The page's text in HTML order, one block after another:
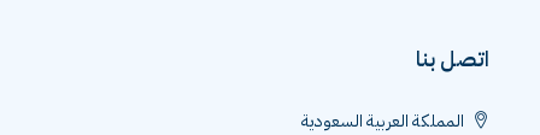
اتصل بنا
المملكة العربية السعودية